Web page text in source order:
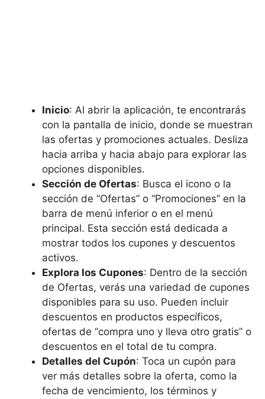
Inicio: Al abrir la aplicación, te encontrarás
con la pantalla de inicio, donde se muestran
las ofertas y promociones actuales. Desliza
hacia arriba y hacia abajo para explorar las
opciones disponibles.
Sección de Ofertas: Busca el icono o la
sección de “Ofertas” o “Promociones” en la
barra de menú inferior o en el menú
principal. Esta sección está dedicada a
mostrar todos los cupones y descuentos
activos.
Explora los Cupones: Dentro de la sección
de Ofertas, verás una variedad de cupones
disponibles para su uso. Pueden incluir
descuentos en productos específicos,
ofertas de “compra uno y lleva otro gratis” o
descuentos en el total de tu compra.
Detalles del Cupón: Toca un cupón para
ver más detalles sobre la oferta, como la
fecha de vencimiento, los términos y